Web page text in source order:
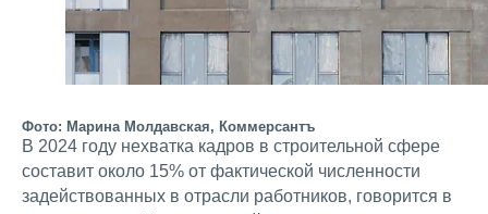
Фото: Марина Молдавская, Коммерсантъ
В 2024 году нехватка кадров в строительной сфере
составит около 15% от фактической численности
задействованных в отрасли работников, говорится в